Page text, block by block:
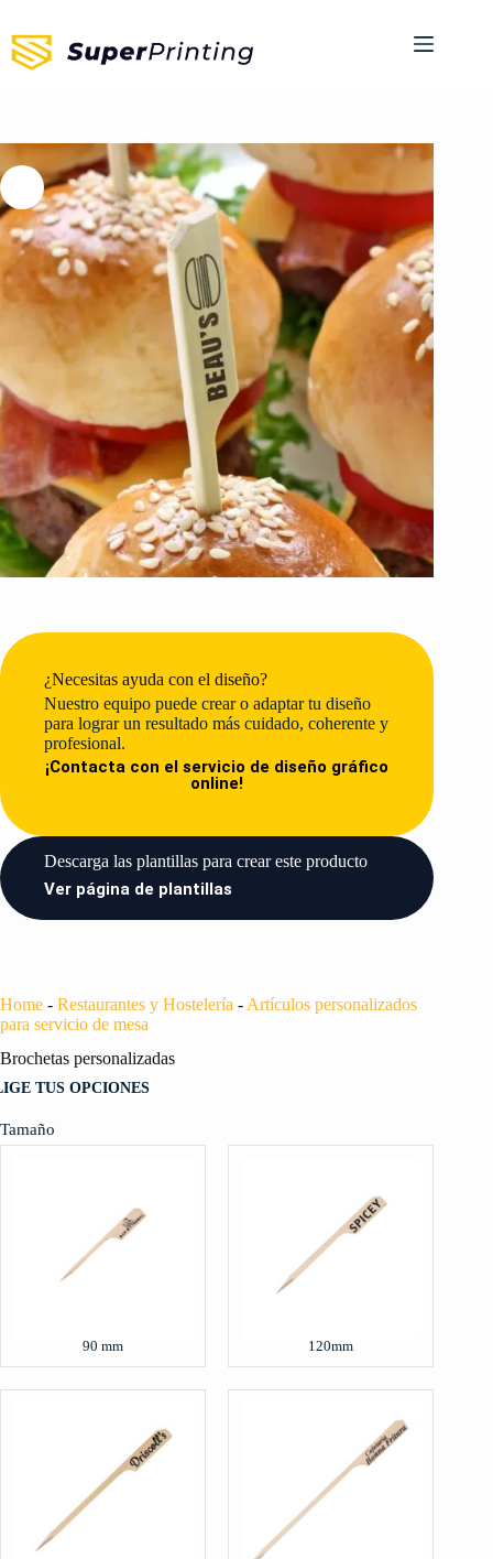
¿Necesitas ayuda con el diseño?
Nuestro equipo puede crear o adaptar tu diseño
para lograr un resultado más cuidado, coherente y
profesional.
¡Contacta con el servicio de diseño gráfico
online!
Descarga las plantillas para crear este producto​
Ver página de plantillas
Home - Restaurantes y Hostelería - Artículos personalizados
para servicio de mesa
Brochetas personalizadas
TUS OPCIONES
Tamaño
90 mm 120mm